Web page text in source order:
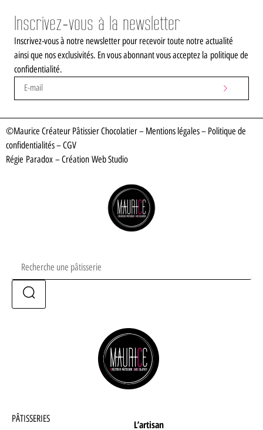
Inscrivez-vous à la newsletter
Inscrivez-vous à notre newsletter pour recevoir toute notre actualité
ainsi que nos exclusivités. En vous abonnant vous acceptez la politique de
confidentialité.
©Maurice Créateur Pâtissier Chocolatier – Mentions légales– Politique de
confidentialités–CGV
Régie Paradox – Création Web Studio
PÂTISSERIES L’artisan